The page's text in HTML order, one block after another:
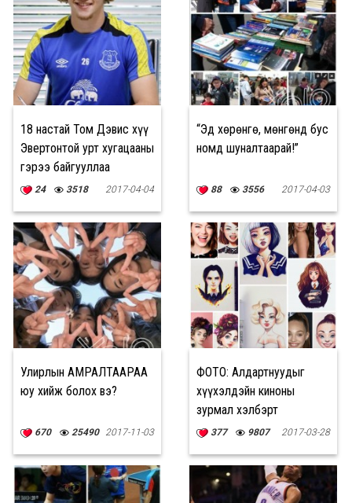
18 настай Том Дэвис хүү
Эвертонтой урт хугацааны
гэрээ байгууллаа
24 3518 2017-04-04
“Эд хөрөнгө, мөнгөнд бус
номд шуналтаарай!”
88 3556 2017-04-03
Улирлын АМРАЛТААРАА
юу хийж болох вэ?
670 25490 2017-11-03
ФОТО: Алдартнуудыг
хүүхэлдэйн киноны
зурмал хэлбэрт
хувиргавал...
377 9807 2017-03-28